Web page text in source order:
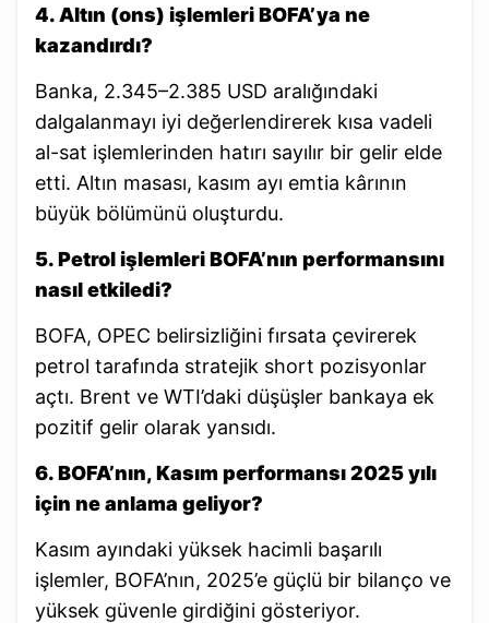
4. Altın (ons) işlemleri BOFA’ya ne
kazandırdı?
Banka, 2.345–2.385 USD aralığındaki
dalgalanmayı iyi değerlendirerek kısa vadeli
al-sat işlemlerinden hatırı sayılır bir gelir elde
etti. Altın masası, kasım ayı emtia kârının
büyük bölümünü oluşturdu.
5. Petrol işlemleri BOFA’nın performansını
nasıl etkiledi?
BOFA, OPEC belirsizliğini fırsata çevirerek
petrol tarafında stratejik short pozisyonlar
açtı. Brent ve WTI’daki düşüşler bankaya ek
pozitif gelir olarak yansıdı.
6. BOFA’nın, Kasım performansı 2025 yılı
için ne anlama geliyor?
Kasım ayındaki yüksek hacimli başarılı
işlemler, BOFA’nın, 2025’e güçlü bir bilanço ve
yüksek güvenle girdiğini gösteriyor.